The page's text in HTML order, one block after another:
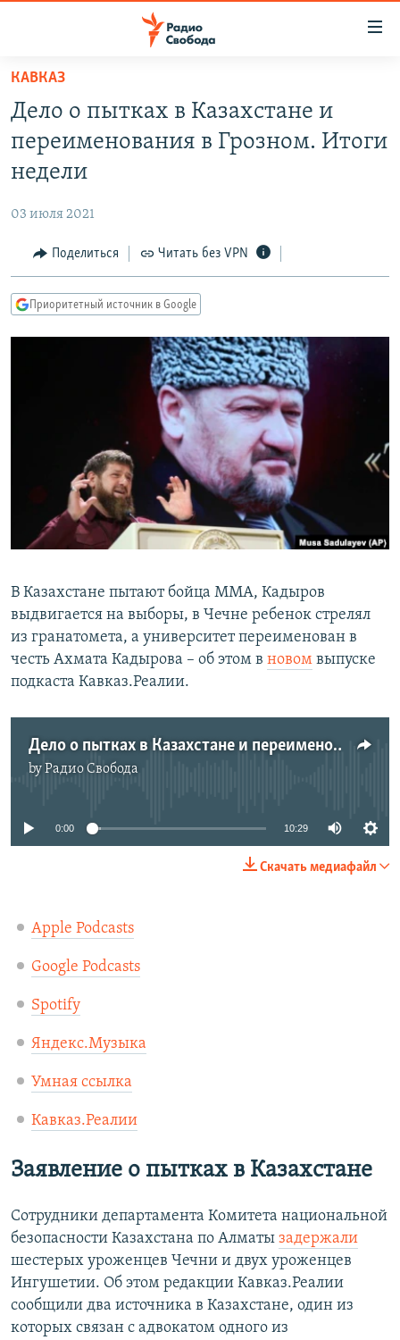
упрощенного
доступа
основному
Вернутся
Вернутся
ПОДКАСТЫ
АВТОРСКИЕ ПРОЕКТЫ
МНЕНИЯ
КУЛЬТУРА
КАВКАЗ.РЕАЛИИ
РАСПИСАНИЕ ВЕЩАНИЯ
ПОДПИШИТЕСЬ НА РАССЫЛКУ
СОЦИАЛЬНЫЕ СЕТИ
Все сайты РСЕ/РС
КАВКАЗ
Дело о пытках в Казахстане и
переименования в Грозном. Итоги
недели
03 июля 2021
Поделиться Читать без VPN
Приоритетный источник в Google
В Казахстане пытают бойца ММА, Кадыров
выдвигается на выборы, в Чечне ребенок стрелял
из гранатомета, а университет переименован в
честь Ахмата Кадырова – об этом в новом выпуске
подкаста Кавказ.Реалии.
Дело о пытках в Казахстане и переименования в Грозном | КАВКАЗ.ПОДКАСТ | 02.07.21
byРадио Свобода
No media source currently available
0:00 10:29
Скачать медиафайл
Apple Podcasts
Google Podcasts
Spotify
Яндекс.Музыка
Умная ссылка
Кавказ.Реалии
Заявление о пытках в Казахстане
Сотрудники департамента Комитета национальной
безопасности Казахстана по Алматы задержали
шестерых уроженцев Чечни и двух уроженцев
Ингушетии. Об этом редакции Кавказ.Реалии
сообщили два источника в Казахстане, один из
которых связан с адвокатом одного из